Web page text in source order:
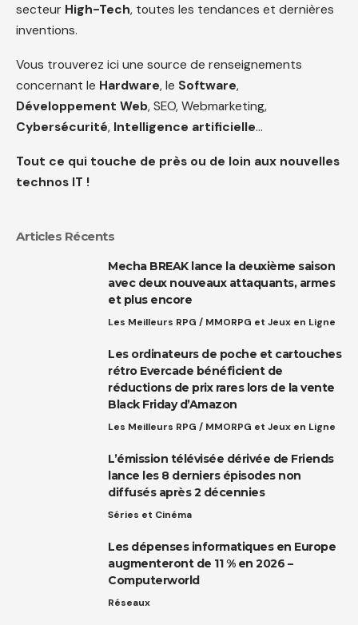
secteur High-Tech, toutes les tendances et dernières
inventions.
Vous trouverez ici une source de renseignements
concernant le Hardware, le Software,
Développement Web, SEO, Webmarketing,
Cybersécurité, Intelligence artificielle…
Tout ce qui touche de près ou de loin aux nouvelles
technos IT !
Articles Récents
Mecha BREAK lance la deuxième saison
avec deux nouveaux attaquants, armes
et plus encore
Les Meilleurs RPG / MMORPG et Jeux en Ligne
Les ordinateurs de poche et cartouches
rétro Evercade bénéficient de
réductions de prix rares lors de la vente
Black Friday d’Amazon
Les Meilleurs RPG / MMORPG et Jeux en Ligne
L’émission télévisée dérivée de Friends
lance les 8 derniers épisodes non
diffusés après 2 décennies
Séries et Cinéma
Les dépenses informatiques en Europe
augmenteront de 11 % en 2026 –
Computerworld
Réseaux